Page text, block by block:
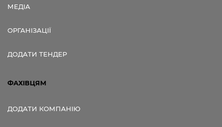
МЕДІА
ОРГАНІЗАЦІЇ
ДОДАТИ ТЕНДЕР
ФАХІВЦЯМ
ДОДАТИ КОМПАНІЮ